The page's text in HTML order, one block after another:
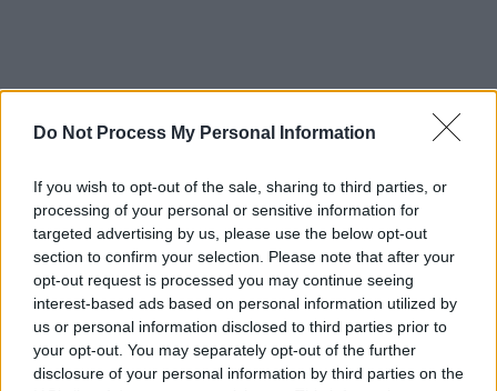
Do Not Process My Personal Information
If you wish to opt-out of the sale, sharing to third parties, or
processing of your personal or sensitive information for
targeted advertising by us, please use the below opt-out
section to confirm your selection. Please note that after your
opt-out request is processed you may continue seeing
interest-based ads based on personal information utilized by
us or personal information disclosed to third parties prior to
your opt-out. You may separately opt-out of the further
disclosure of your personal information by third parties on the